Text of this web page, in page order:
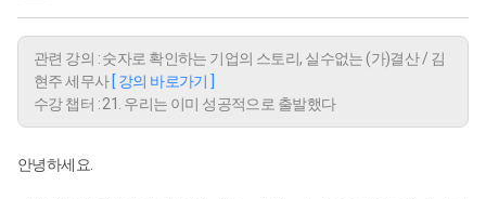
관련 강의 : 숫자로 확인하는 기업의 스토리, 실수없는 (가)결산 / 김
현주 세무사 [ 강의 바로가기 ]
수강 챕터 : 21. 우리는 이미 성공적으로 출발했다
안녕하세요.